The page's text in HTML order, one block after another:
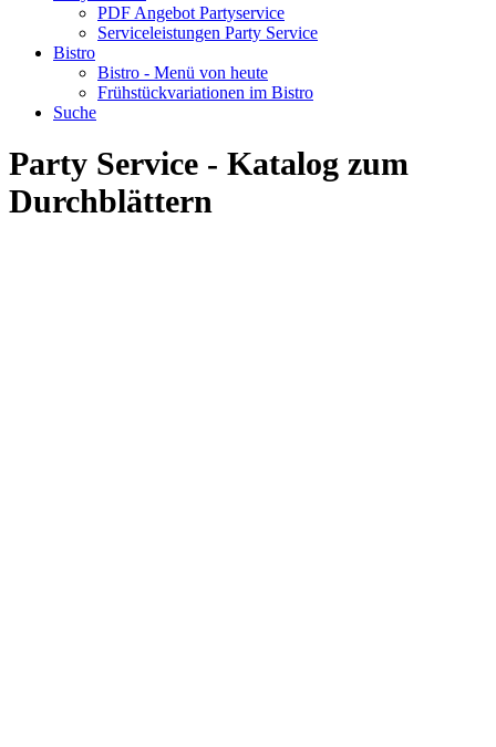
PDF Angebot Partyservice
Serviceleistungen Party Service
Bistro
Bistro - Menü von heute
Frühstückvariationen im Bistro
Suche
Party Service - Katalog zum
Durchblättern